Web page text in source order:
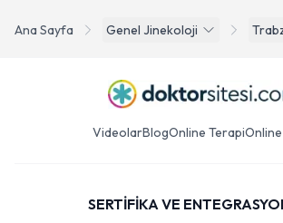
Ana Sayfa Genel Jinekoloji
VideolarBlogOnline Terapi
SERTİFİKA VE